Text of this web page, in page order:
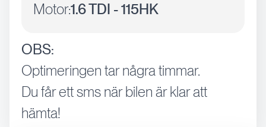
Motor:1.6 TDI - 115HK
OBS:
Optimeringen tar några timmar.
Du får ett sms när bilen är klar att
hämta!